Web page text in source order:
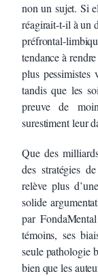
non un sujet. Si
réagirait-t-il à un
préfrontal-
tendance à
plus pessimistes
tandis que les
preuve de
surestiment leur
Que des
des stratégies
relève plus d’une
solide
par
témoins, ses
seule pathologie
bien que les